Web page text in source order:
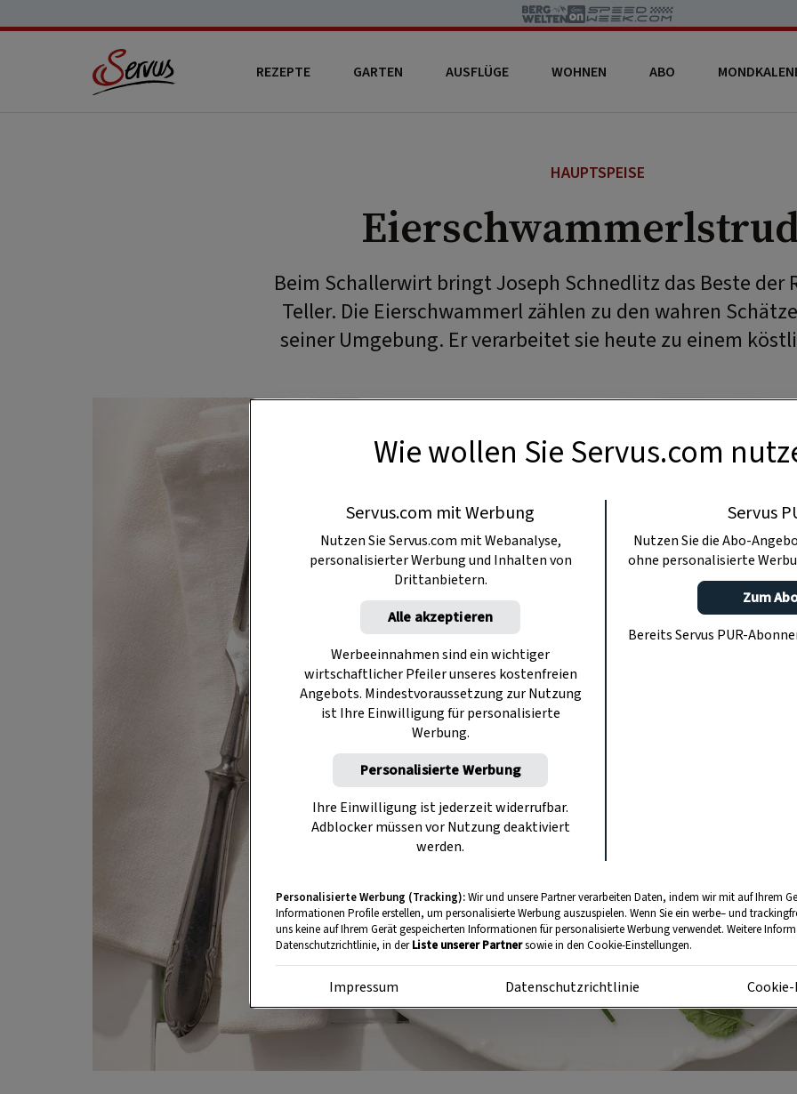
REZEPTE GARTEN AUSFLÜGE WOHNEN ABO
HAUPTSPEISE
Beim Schallerwirt bringt Joseph Schnedlitz das Beste der
Teller. Die Eierschwammerl zählen zu den wahren
seiner Umgebung. Er verarbeitet sie heute zu einem
Wie wollen Sie Servus.com
Servus.com mit Werbung
Nutzen Sie Servus.com mit Webanalyse,
personalisierter Werbung und Inhalten von
Drittanbietern.
Alle akzeptieren
Werbeeinnahmen sind ein wichtiger
wirtschaftlicher Pfeiler unseres kostenfreien
Angebots. Mindestvoraussetzung zur Nutzung
ist Ihre Einwilligung für personalisierte
Werbung.
Personalisierte Werbung
Ihre Einwilligung ist jederzeit widerrufbar.
Adblocker müssen vor Nutzung deaktiviert
werden.
Servus
Nutzen Sie die Abo-
ohne personalisierte
Zum
Bereits Servus PUR-
Personalisierte Werbung (Tracking):Wir und unsere Partner verarbeiten Daten, indem wir mit auf Ihrem
Informationen Profile erstellen, um personalisierte Werbung auszuspielen. Wenn Sie ein werbe– und
uns keine auf Ihrem Gerät gespeicherten Informationen für personalisierte Werbung verwendet. Weitere
Datenschutzrichtlinie, in derListe unserer Partnersowie in den Cookie-Einstellungen.
Impressum Datenschutzrichtlinie